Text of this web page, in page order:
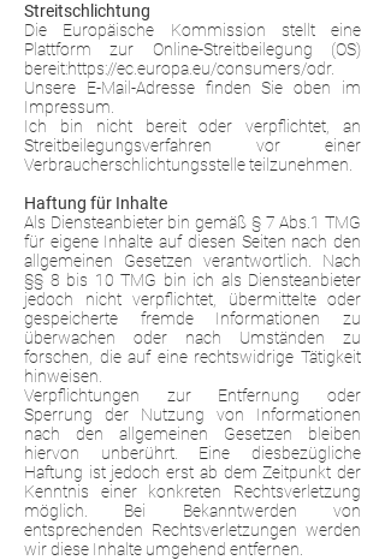
Streitschlichtung
Die Europäische Kommission stellt eine
Plattform zur Online-Streitbeilegung (OS)
bereit:https://ec.europa.eu/consumers/odr.
Unsere E-Mail-Adresse finden Sie oben im
Impressum.
Ich bin nicht bereit oder verpflichtet, an
Streitbeilegungsverfahren vor einer
Verbraucherschlichtungsstelle teilzunehmen.
Haftung für Inhalte
Als Diensteanbieter bin gemäß § 7 Abs.1 TMG
für eigene Inhalte auf diesen Seiten nach den
allgemeinen Gesetzen verantwortlich. Nach
§§ 8 bis 10 TMG bin ich als Diensteanbieter
jedoch nicht verpflichtet, übermittelte oder
gespeicherte fremde Informationen zu
überwachen oder nach Umständen zu
forschen, die auf eine rechtswidrige Tätigkeit
hinweisen.
Verpflichtungen zur Entfernung oder
Sperrung der Nutzung von Informationen
nach den allgemeinen Gesetzen bleiben
hiervon unberührt. Eine diesbezügliche
Haftung ist jedoch erst ab dem Zeitpunkt der
Kenntnis einer konkreten Rechtsverletzung
möglich. Bei Bekanntwerden von
entsprechenden Rechtsverletzungen werden
wir diese Inhalte umgehend entfernen.